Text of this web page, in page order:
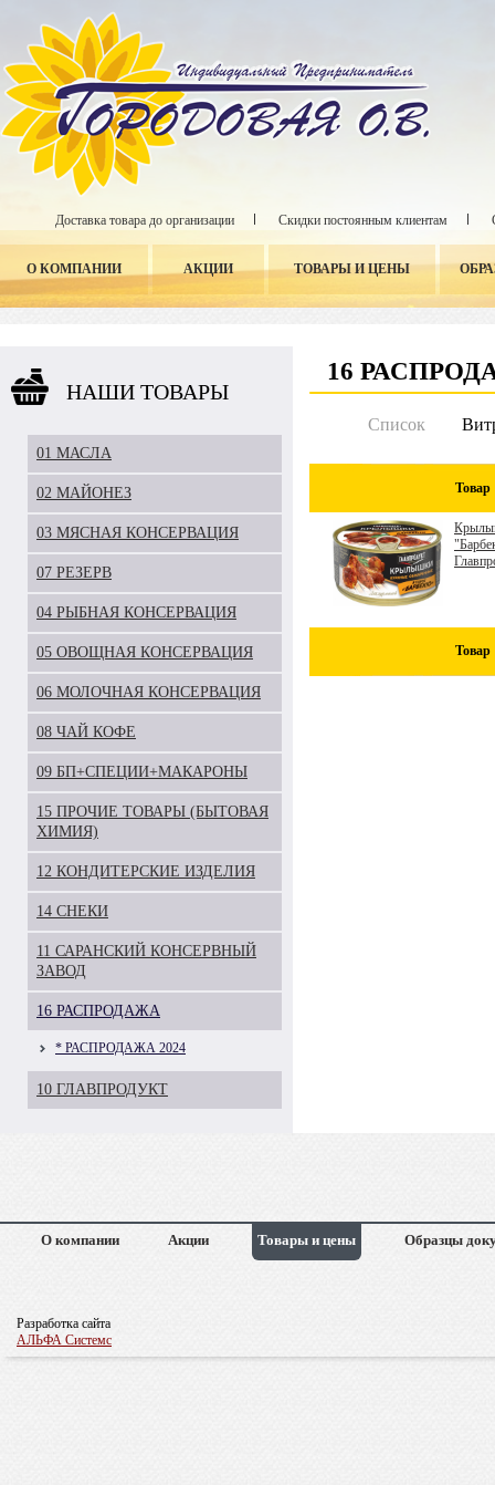
Доставка товара до организации Скидки постоянным клиентам
О КОМПАНИИ АКЦИИ ТОВАРЫ И ЦЕНЫ
НАШИ ТОВАРЫ
01 МАСЛА
02 МАЙОНЕЗ
03 МЯСНАЯ КОНСЕРВАЦИЯ
07 РЕЗЕРВ
04 РЫБНАЯ КОНСЕРВАЦИЯ
05 ОВОЩНАЯ КОНСЕРВАЦИЯ
06 МОЛОЧНАЯ КОНСЕРВАЦИЯ
08 ЧАЙ КОФЕ
09 БП+СПЕЦИИ+МАКАРОНЫ
15 ПРОЧИЕ ТОВАРЫ (БЫТОВАЯ
ХИМИЯ)
12 КОНДИТЕРСКИЕ ИЗДЕЛИЯ
14 СНЕКИ
11 САРАНСКИЙ КОНСЕРВНЫЙ
ЗАВОД
16 РАСПРОДАЖА
* РАСПРОДАЖА 2024
10 ГЛАВПРОДУКТ
16
Список
Товар
Товар
О компании Акции Товары и цены Образцы
Разработка сайта
АЛЬФА Системс